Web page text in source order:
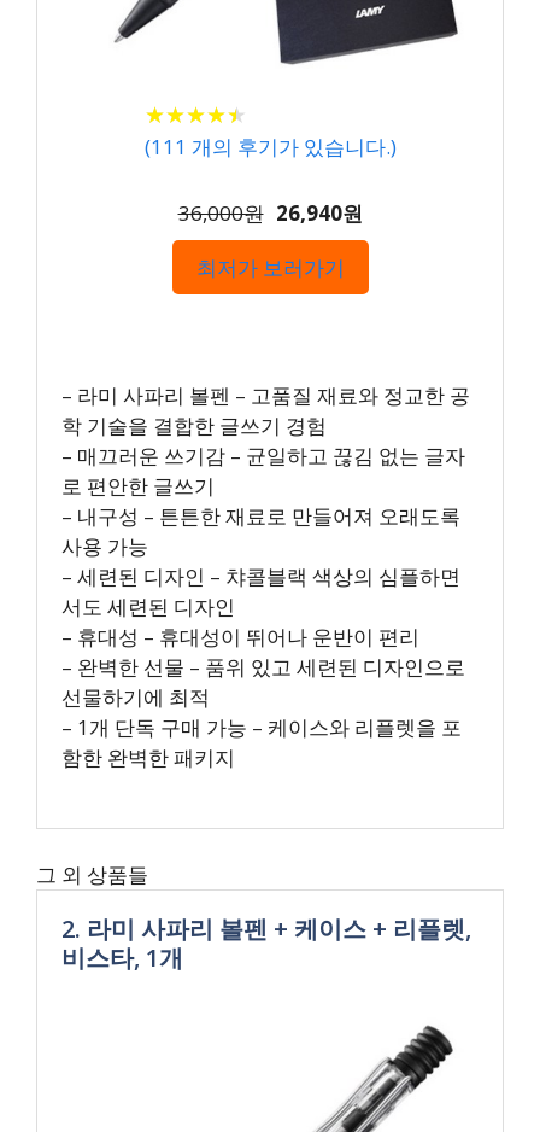
★★★★★
★★★★★
(111 개의 후기가 있습니다.)
36,000원 26,940원
최저가 보러가기
– 라미 사파리 볼펜 – 고품질 재료와 정교한 공
학 기술을 결합한 글쓰기 경험
– 매끄러운 쓰기감 – 균일하고 끊김 없는 글자
로 편안한 글쓰기
– 내구성 – 튼튼한 재료로 만들어져 오래도록
사용 가능
– 세련된 디자인 – 챠콜블랙 색상의 심플하면
서도 세련된 디자인
– 휴대성 – 휴대성이 뛰어나 운반이 편리
– 완벽한 선물 – 품위 있고 세련된 디자인으로
선물하기에 최적
– 1개 단독 구매 가능 – 케이스와 리플렛을 포
함한 완벽한 패키지
그 외 상품들
2. 라미 사파리 볼펜 + 케이스 + 리플렛,
비스타, 1개